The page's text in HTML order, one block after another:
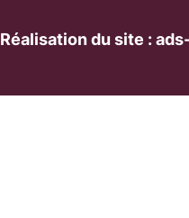
Réalisation du site :